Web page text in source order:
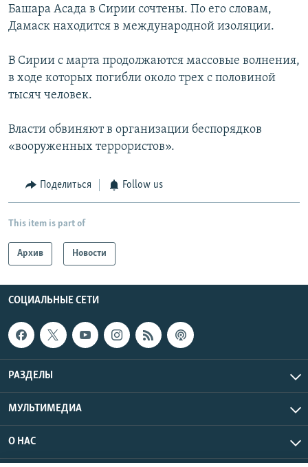
Башара Асада в Сирии сочтены. По его словам,
Дамаск находится в международной изоляции.
В Сирии с марта продолжаются массовые волнения,
в ходе которых погибли около трех с половиной
тысяч человек.
Власти обвиняют в организации беспорядков
«вооруженных террористов».
Поделиться Follow us
This item is part of
Архив Новости
СОЦИАЛЬНЫЕ СЕТИ
РАЗДЕЛЫ
МУЛЬТИМЕДИА
О НАС